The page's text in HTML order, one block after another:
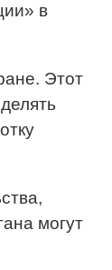
в
Этот
могут